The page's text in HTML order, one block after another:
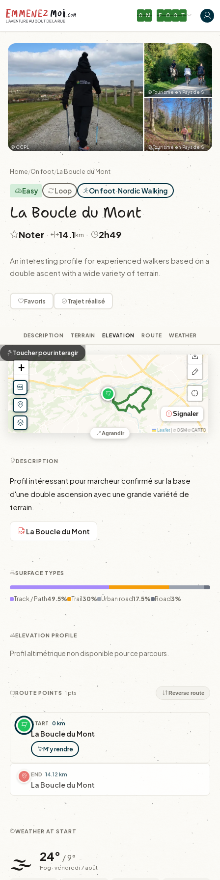
O N F O O T
© CCPL
© Tourisme en Pays de Saint-Omer
+27 © Tourisme en Pays de Saint-Omer
Home/On foot/La Boucle du Mont
Easy Loop On foot·Nordic Walking
La Boucle du Mont
Noter · 14.1km · 2h49
An interesting profile for experienced walkers based on a
double ascent with a wide variety of terrain.
Favoris Trajet réalisé
DESCRIPTION TERRAIN ELEVATION ROUTE WEATHER
+
−
Signaler
Leaflet |© OSM © CARTO
Toucher pour interagir
Agrandir
DESCRIPTION
Profil intéressant pour marcheur confirmé sur la base
d'une double ascension avec une grande variété de
terrain.
La Boucle du Mont
SURFACE TYPES
Track / Path49.5% Trail 30% Urban road17.5% Road3%
ELEVATION PROFILE
Profil altimétrique non disponible pour ce parcours.
ROUTE POINTS 1 pts Reverse route
START 0 km
La Boucle du Mont
M'y rendre
END 14.12 km
La Boucle du Mont
WEATHER AT START
🌫️ 24° / 9°
Fog · vendredi 7 août